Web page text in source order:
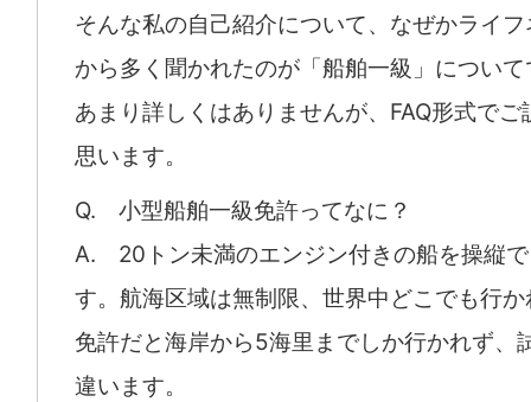
そんな私の自己紹介について、なぜかライ
から多く聞かれたのが「船舶一級」につい
あまり詳しくはありませんが、FAQ形式でご
思います。
Q. 小型船舶一級免許ってなに？
A. 20トン未満のエンジン付きの船を操縦
す。航海区域は無制限、世界中どこでも行
免許だと海岸から5海里までしか行かれず、
違います。